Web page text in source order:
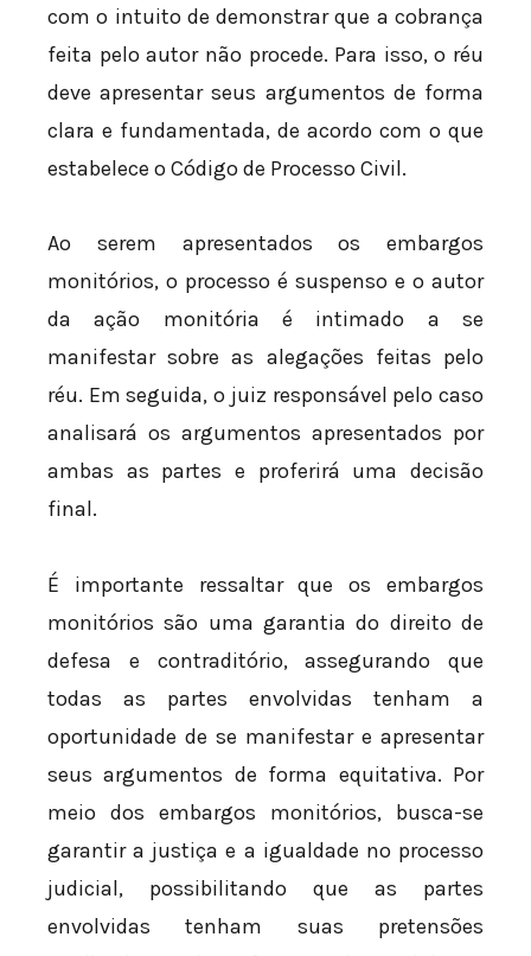
com o intuito de demonstrar que a cobrança
feita pelo autor não procede. Para isso, o réu
deve apresentar seus argumentos de forma
clara e fundamentada, de acordo com o que
estabelece o Código de Processo Civil.
Ao serem apresentados os embargos
monitórios, o processo é suspenso e o autor
da ação monitória é intimado a se
manifestar sobre as alegações feitas pelo
réu. Em seguida, o juiz responsável pelo caso
analisará os argumentos apresentados por
ambas as partes e proferirá uma decisão
final.
É importante ressaltar que os embargos
monitórios são uma garantia do direito de
defesa e contraditório, assegurando que
todas as partes envolvidas tenham a
oportunidade de se manifestar e apresentar
seus argumentos de forma equitativa. Por
meio dos embargos monitórios, busca-se
garantir a justiça e a igualdade no processo
judicial, possibilitando que as partes
envolvidas tenham suas pretensões